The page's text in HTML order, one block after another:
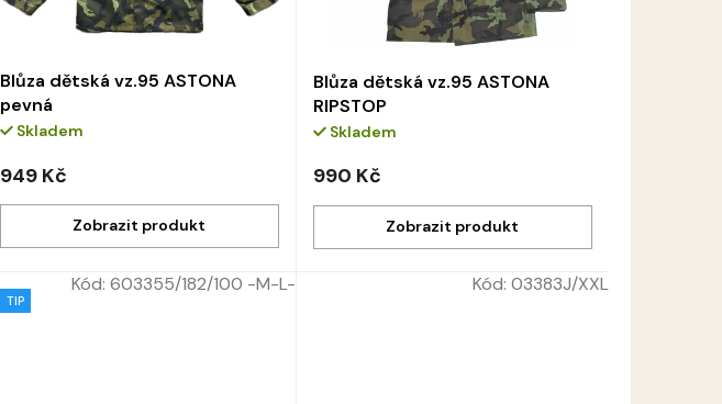
Blůza dětská vz.95 ASTONA
pevná
Skladem
949 Kč
Blůza dětská vz.95 ASTONA
RIPSTOP
Skladem
990 Kč
TIP
Kód: 603355/182/100 -M-L- Kód: 03383J/XXL